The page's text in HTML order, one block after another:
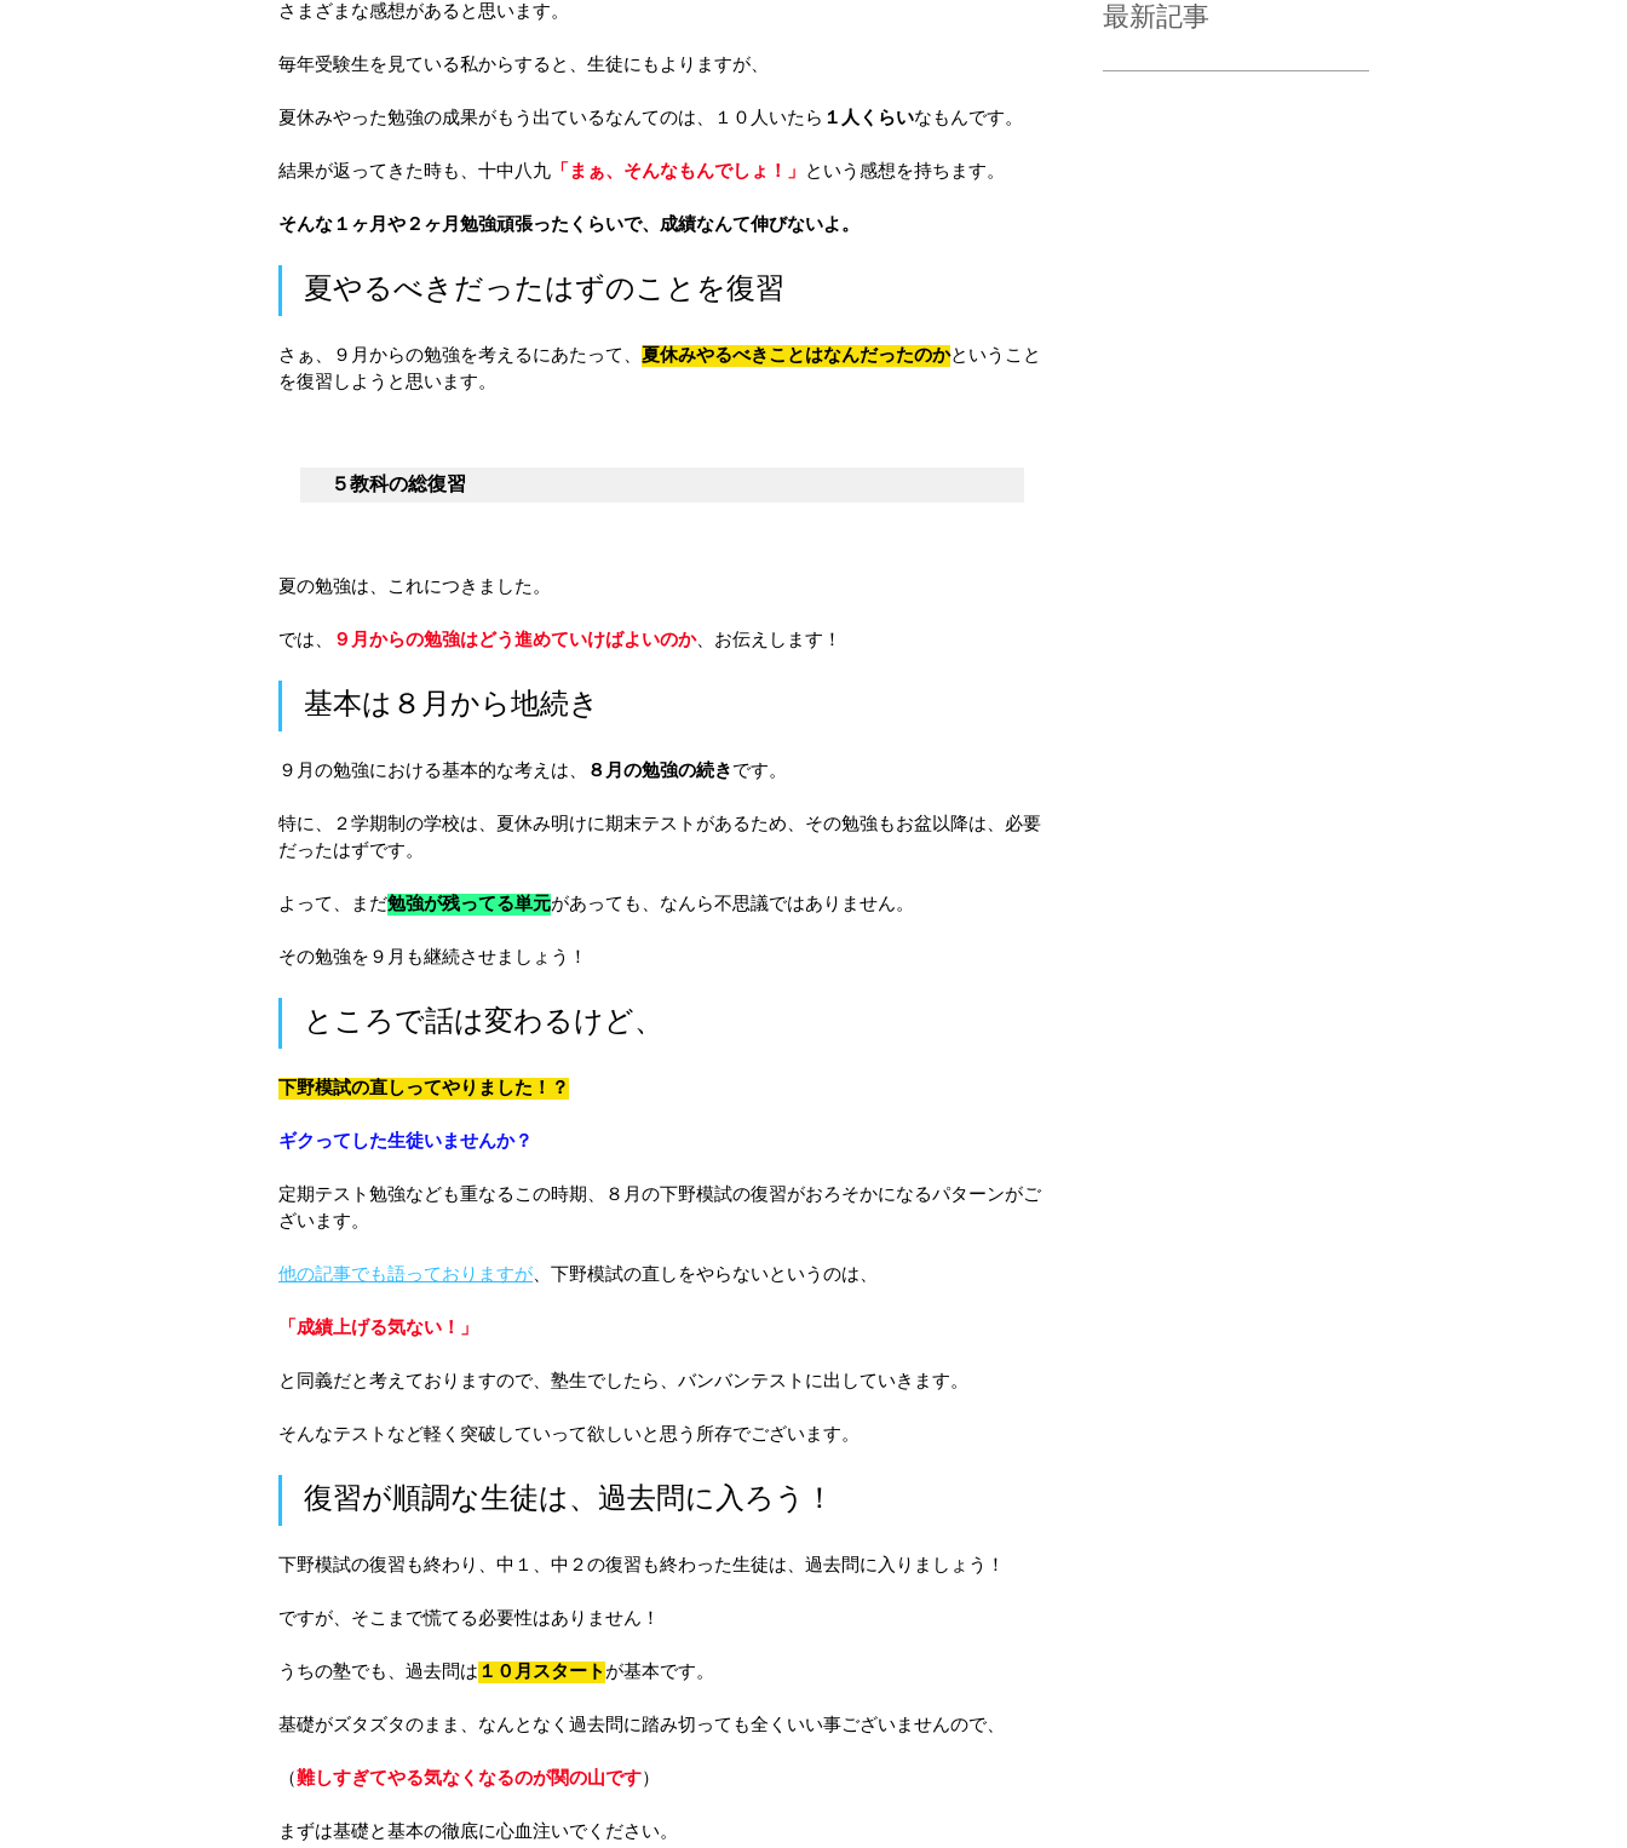
さまざまな感想があると思います。
毎年受験生を見ている私からすると、生徒にもよりますが、
夏休みやった勉強の成果がもう出ているなんてのは、１０人いたら １人くらいなもんです。
結果が返ってきた時も、十中八九 「まぁ、そんなもんでしょ！」 という感想を持ちます。
そんな１ヶ月や２ヶ月勉強頑張ったくらいで、成績なんて伸びないよ。
夏やるべきだったはずのことを復習
さぁ、９月からの勉強を考えるにあたって、 夏休みやるべきことはなんだったのかということ
を復習しようと思います。
５教科の総復習
夏の勉強は、これにつきました。
では、 ９月からの勉強はどう進めていけばよいのか、お伝えします！
基本は８月から地続き
９月の勉強における基本的な考えは、 ８月の勉強の続きです。
特に、２学期制の学校は、夏休み明けに期末テストがあるため、その勉強もお盆以降は、必要
だったはずです。
よって、まだ勉強が残ってる単元があっても、なんら不思議ではありません。
その勉強を９月も継続させましょう！
ところで話は変わるけど、
下野模試の直しってやりました！？
ギクってした生徒いませんか？
定期テスト勉強なども重なるこの時期、８月の下野模試の復習がおろそかになるパターンがご
ざいます。
他の記事でも語っておりますが、下野模試の直しをやらないというのは、
「成績上げる気ない！」
と同義だと考えておりますので、塾生でしたら、バンバンテストに出していきます。
そんなテストなど軽く突破していって欲しいと思う所存でございます。
復習が順調な生徒は、過去問に入ろう！
下野模試の復習も終わり、中１、中２の復習も終わった生徒は、過去問に入りましょう！
ですが、そこまで慌てる必要性はありません！
うちの塾でも、過去問は １０月スタートが基本です。
基礎がズタズタのまま、なんとなく過去問に踏み切っても全くいい事ございませんので、
（難しすぎてやる気なくなるのが関の山です）
まずは基礎と基本の徹底に心血注いでください。
最新記事